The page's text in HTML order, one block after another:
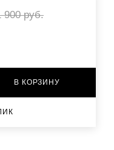
900руб.
В КОРЗИНУ